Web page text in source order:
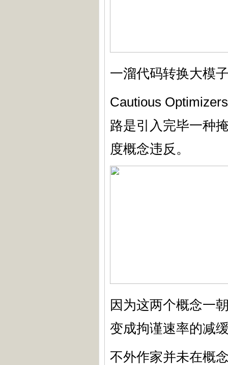
一溜代码转换大模
Cautious
路是引入完毕一种
度概念违反。
因为这两个概念一
变成拘谨速率的减
不外作家并未在概